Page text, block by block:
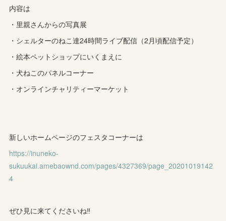
内容は
・里親さんからの写真展
・シェルターのねこ達24時間ライブ配信（2月頃配信予定）
・絵本ペットショップにいくまえに
・犬ねこのパネルコーナー
・オンラインチャリティーマーケット
新しいホームページのフェスタコーナーは
https://inuneko-
sukuukai.amebaownd.com/pages/4327369/page_20201019142
4
ぜひ見に来てくださいね‼︎